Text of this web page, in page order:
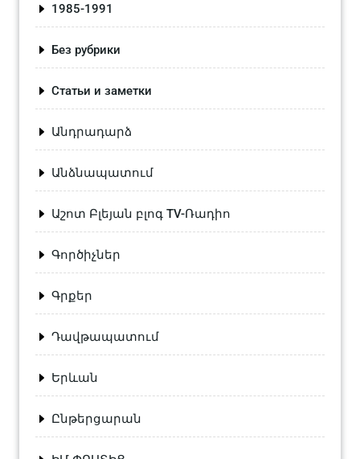
1985-1991
Без рубрики
Статьи и заметки
Անդրադարձ
Անձնապատում
Աշոտ Բլեյան բլոգ TV-Ռադիո
Գործիչներ
Գրքեր
Դավթապատում
Երևան
Ընթերցարան